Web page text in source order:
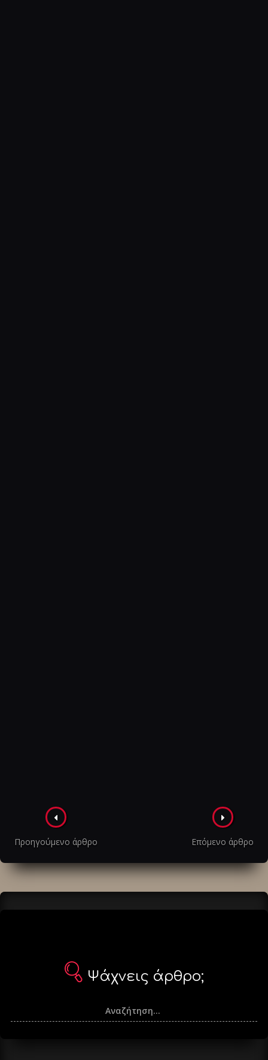
Πλοήγηση
στα
άρθρα
Προηγούμενο άρθρο Επόμενο άρθρο
Ψάχνεις άρθρο;